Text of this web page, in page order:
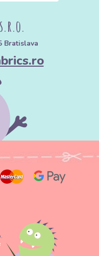
Bratislava